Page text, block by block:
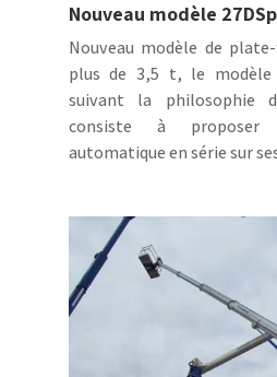
Nouveau modèle
Nouveau modèle de
plus de 3,5 t, le modèle
suivant la philosophie
consiste à proposer
automatique en série sur